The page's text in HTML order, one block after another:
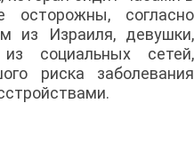
осторожны, согласно
из Израиля, девушки,
социальных сетей,
риска заболевания